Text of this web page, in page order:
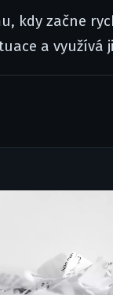
kdy začne
a